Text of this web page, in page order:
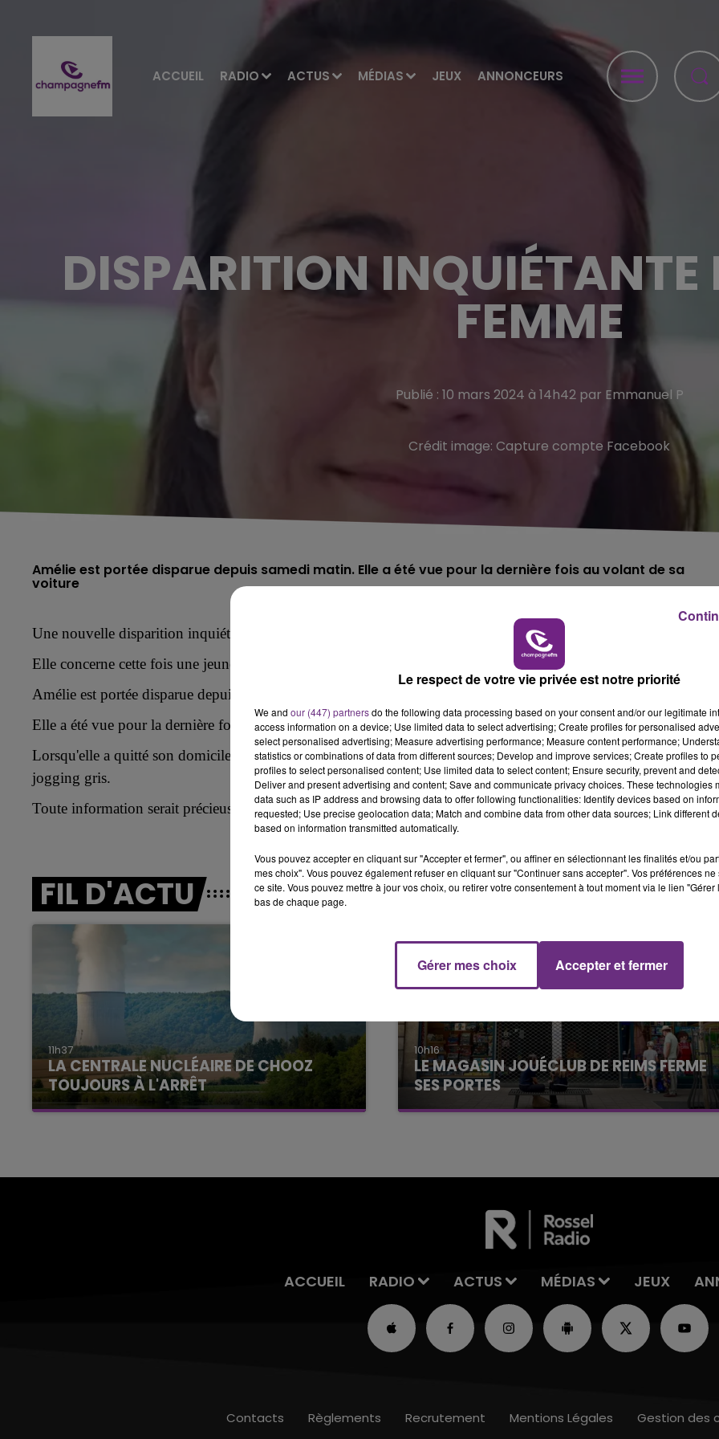
ACCUEIL RADIO ACTUS MÉDIAS JEUX ANNONCEURS
15h00 - 19h00
LE CLUB CHAMPAGNE FM
19h00 - 19h15
LA POP MACHINE - CHAMPAGNE FM
DISPARITION INQUIÉTANTE
FEMME
Publié : 10 mars 2024 à 14h42 par Emmanuel P
Crédit image: Capture compte Facebook
Amélie est portée disparue depuis samedi matin. Elle a été vue pour la dernière fois au volant de sa
voiture
Une nouvelle disparition inquiétante dans le département de la Marne.
Elle concerne cette fois une jeune femme de 27 ans.
Amélie est portée disparue depuis
Elle a été vue pour la dernière fois au volant de sa Polo grise immatriculée FN-793-HR.
Lorsqu'elle a quitté son domicile au Gault-Soigny, la jeune femme portait un sweat bleu marine à capuche et un
jogging gris.
Toute information serait précieuse pour la retrouver,précise l’appel de sa sœur sur Facebook.
FIL D'ACTU
11h37
LA CENTRALE NUCLÉAIRE DE CHOOZ
TOUJOURS À L'ARRÊT
Cela fait déjà une semaine que la centrale
10h16
LE MAGASIN JOUÉCLUB DE REIMS FERME
SES PORTES
C'était l'une des institutions du centre-ville
LA POP MACHINE - CHAMPAGNE FM LA RADIO POP
ACCUEIL RADIO ACTUS MÉDIAS JEUX
Contacts Règlements Recrutement Mentions Légales Gestion des
Le respect de votre vie privée est notre priorité
We and our (447) partnersdo the following data processing based on your consent and/or our legitimate
access information on a device; Use limited data to select advertising; Create profiles for personalised
select personalised advertising; Measure advertising performance; Measure content performance;
statistics or combinations of data from different sources; Develop and improve services; Create profiles to
profiles to select personalised content; Use limited data to select content; Ensure security, prevent and
Deliver and present advertising and content; Save and communicate privacy choices. These technologies
data such as IP address and browsing data to offer following functionalities: Identify devices based on
requested; Use precise geolocation data; Match and combine data from other data sources; Link different
based on information transmitted automatically.
Vous pouvez accepter en cliquant sur "Accepter et fermer", ou affiner en sélectionnant les finalités et/ou
mes choix". Vous pouvez également refuser en cliquant sur "Continuer sans accepter". Vos préférences
ce site. Vous pouvez mettre à jour vos choix, ou retirer votre consentement à tout moment via le lien
bas de chaque page.
Gérer mes choix Accepter et fermer